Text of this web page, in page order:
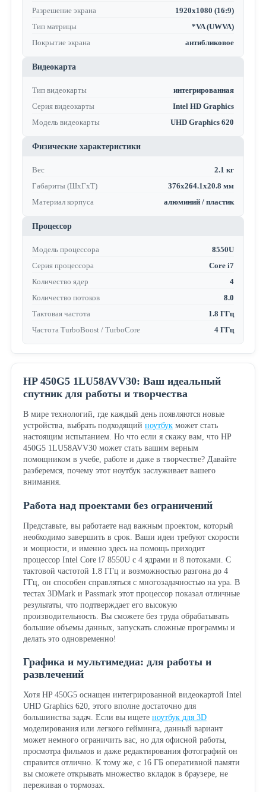
Разрешение экрана
1920x1080 (16:9)
Тип матрицы
*VA (UWVA)
Покрытие экрана
антибликовое
Видеокарта
Тип видеокарты
интегрированная
Серия видеокарты
Intel HD Graphics
Модель видеокарты
UHD Graphics 620
Физические характеристики
Вес
2.1 кг
Габариты (ШхГхТ)
376x264.1x20.8 мм
Материал корпуса
алюминий / пластик
Процессор
Модель процессора
8550U
Серия процессора
Core i7
Количество ядер
4
Количество потоков
8.0
Тактовая частота
1.8 ГГц
Частота TurboBoost / TurboCore
4 ГГц
HP 450G5 1LU58AVV30: Ваш идеальный
спутник для работы и творчества
В мире технологий, где каждый день появляются новые
устройства, выбрать подходящий ноутбукможет стать
настоящим испытанием. Но что если я скажу вам, что HP
450G5 1LU58AVV30 может стать вашим верным
помощником в учебе, работе и даже в творчестве? Давайте
разберемся, почему этот ноутбук заслуживает вашего
внимания.
Работа над проектами без ограничений
Представьте, вы работаете над важным проектом, который
необходимо завершить в срок. Ваши идеи требуют скорости
и мощности, и именно здесь на помощь приходит
процессор Intel Core i7 8550U с 4 ядрами и 8 потоками. С
тактовой частотой 1.8 ГГц и возможностью разгона до 4
ГГц, он способен справляться с многозадачностью на ура. В
тестах 3DMark и Passmark этот процессор показал отличные
результаты, что подтверждает его высокую
производительность. Вы сможете без труда обрабатывать
большие объемы данных, запускать сложные программы и
делать это одновременно!
Графика и мультимедиа: для работы и
развлечений
Хотя HP 450G5 оснащен интегрированной видеокартой Intel
UHD Graphics 620, этого вполне достаточно для
большинства задач. Если вы ищете ноутбук для 3D
моделирования или легкого гейминга, данный вариант
может немного ограничить вас, но для офисной работы,
просмотра фильмов и даже редактирования фотографий он
справится отлично. К тому же, с 16 ГБ оперативной памяти
вы сможете открывать множество вкладок в браузере, не
переживая о тормозах.